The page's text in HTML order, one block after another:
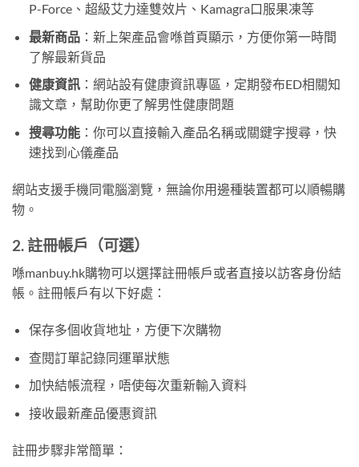
P-Force、超級艾力達雙效片、Kamagra口服果凍等
最新商品：新上架產品會喺首頁顯示，方便你第一時間
了解最新貨品
健康資訊：網站設有健康資訊專區，定期發布ED相關知
識文章，幫助你更了解男性健康問題
搜尋功能：你可以直接輸入產品名稱或關鍵字搜尋，快
速找到心儀產品
網站支援手機同電腦瀏覽，無論你用邊種裝置都可以順暢購
物。
2. 註冊帳戶（可選）
喺manbuy.hk購物可以選擇註冊帳戶或者直接以訪客身份結
帳。註冊帳戶有以下好處：
保存多個收貨地址，方便下次購物
查閱訂單記錄同運單狀態
加快結帳流程，唔使每次重新輸入資料
接收最新產品優惠資訊
註冊步驟非常簡單：